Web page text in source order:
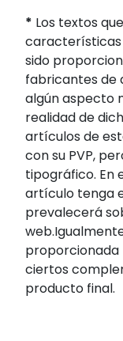
* Los textos
características
sido
fabricantes de
algún aspecto
realidad de
artículos de
con su PVP,
tipográfico. En
artículo tenga
prevalecerá
ciertos
producto final.